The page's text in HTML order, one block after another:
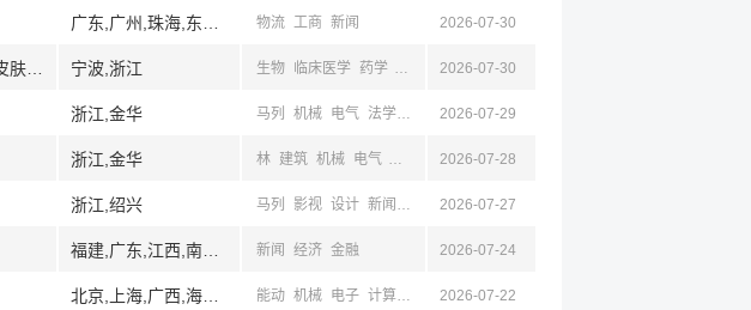
物流 工商 新闻 2026-07-30
宁波,浙江 生物 临床医学 药学 影视 设计 新闻 基础医学
2026-07-30
浙江,金华 马列 机械 电气 法学 仪器 安全 生工
2026-07-29
浙江,金华 林 建筑 机械 电气 法学 仪器 安全 生工
2026-07-28
浙江,绍兴 马列 影视 设计 新闻 计算机2026-07-27
新闻 经济 金融 2026-07-24
能动 机械 电子 计算机 物流 工商 金融
2026-07-22